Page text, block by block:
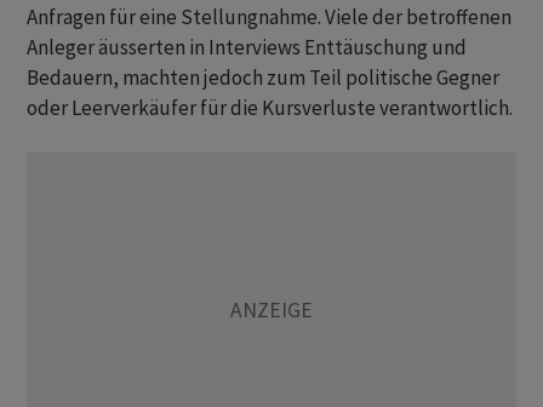
Anfragen für eine Stellungnahme. ​Viele der betroffenen
Anleger äusserten in Interviews Enttäuschung und
Bedauern, machten jedoch zum Teil politische Gegner
oder Leerverkäufer für die Kursverluste verantwortlich.